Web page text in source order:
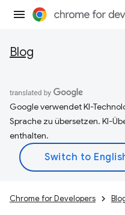
Blog
Google verwendet KI-
Sprache zu übersetzen. KI-
enthalten.
Chrome for Developers